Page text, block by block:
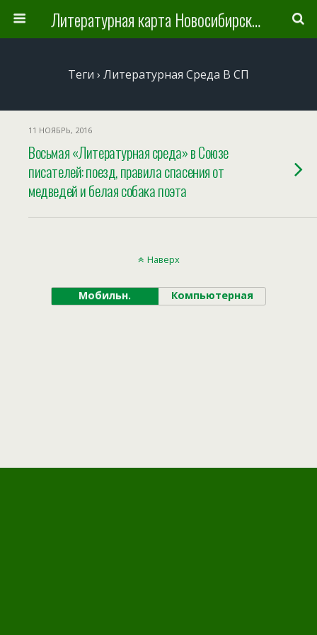
Литературная карта Новосибирска и Новосибирской области
Теги › Литературная Среда В СП
11 НОЯБРЬ, 2016
Восьмая «Литературная среда» в Союзе
писателей: поезд, правила спасения от
медведей и белая собака поэта
Наверх
Мобильн. Компьютерная